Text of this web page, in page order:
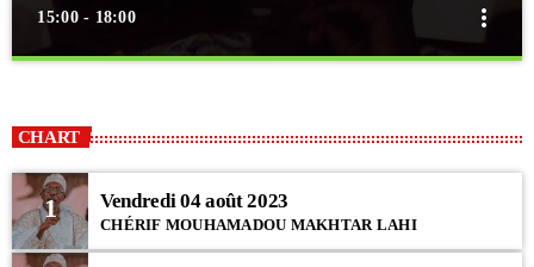
15:00 - 18:00 more_vert
A travers cette émission, nous rendons un hommage plus que mérité à
Seydina El hadji Abdoulaye Thiaw Lahi en vous faisant réécouter ses
conférences, causeries et autre animation de chants religieux.
CHART
1 Vendredi 04 août 2023
CHÉRIF MOUHAMADOU MAKHTAR LAHI